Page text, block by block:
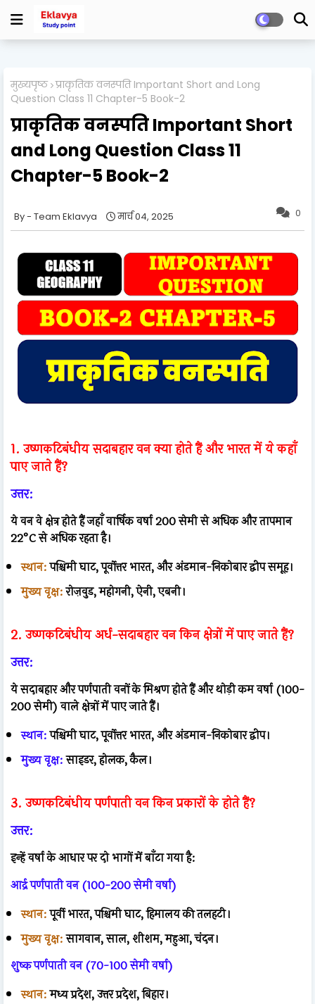
मुख्यपृष्ठ प्राकृतिक वनस्पति Important Short and Long
Question Class 11 Chapter-5 Book-2
प्राकृतिक वनस्पति Important Short
and Long Question Class 11
Chapter-5 Book-2
0
Team Eklavya मार्च 04, 2025
1. उष्णकटिबंधीय सदाबहार वन क्या होते हैं और भारत में ये कहाँ
पाए जाते हैं?
उत्तर:
ये वन वे क्षेत्र होते हैं जहाँ वार्षिक वर्षा 200 सेमी से अधिक और तापमान
22°C से अधिक रहता है।
स्थान:पश्चिमी घाट, पूर्वोत्तर भारत, और अंडमान-निकोबार द्वीप समूह।
मुख्य वृक्ष:रोज़वुड, महोगनी, ऐनी, एबनी।
2. उष्णकटिबंधीय अर्ध-सदाबहार वन किन क्षेत्रों में पाए जाते हैं?
उत्तर:
ये सदाबहार और पर्णपाती वनों के मिश्रण होते हैं और थोड़ी कम वर्षा (100-
200 सेमी) वाले क्षेत्रों में पाए जाते हैं।
स्थान:पश्चिमी घाट, पूर्वोत्तर भारत, और अंडमान-निकोबार द्वीप।
मुख्य वृक्ष:साइडर, होलक, कैल।
3. उष्णकटिबंधीय पर्णपाती वन किन प्रकारों के होते हैं?
उत्तर:
इन्हें वर्षा के आधार पर दो भागों में बाँटा गया है:
आर्द्र पर्णपाती वन (100-200 सेमी वर्षा)
स्थान:पूर्वी भारत, पश्चिमी घाट, हिमालय की तलहटी।
मुख्य वृक्ष:सागवान, साल, शीशम, महुआ, चंदन।
शुष्क पर्णपाती वन (70-100 सेमी वर्षा)
स्थान:मध्य प्रदेश, उत्तर प्रदेश, बिहार।